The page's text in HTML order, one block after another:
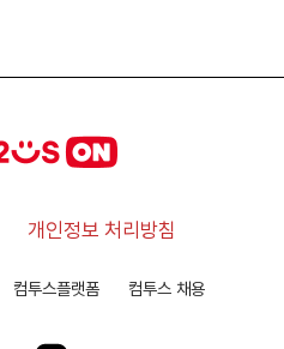
개인정보 처리방침
컴투스플랫폼 컴투스 채용